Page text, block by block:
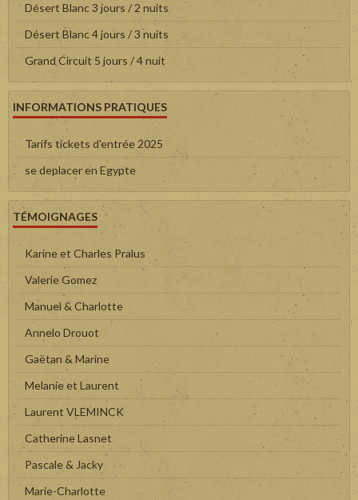
Désert Blanc 3 jours / 2 nuits
Désert Blanc 4 jours / 3 nuits
Grand Circuit 5 jours / 4 nuit
INFORMATIONS PRATIQUES
Tarifs tickets d'entrée 2025
se deplacer en Egypte
TÉMOIGNAGES
Karine et Charles Pralus
Valerie Gomez
Manuel & Charlotte
Annelo Drouot
Gaëtan & Marine
Melanie et Laurent
Laurent VLEMINCK
Catherine Lasnet
Pascale & Jacky
Marie-Charlotte